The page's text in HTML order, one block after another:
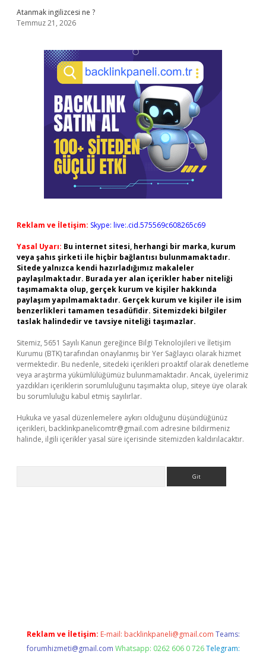
Atanmak ingilizcesi ne ?
Temmuz 21, 2026
Reklam ve İletişim: Skype: live:.cid.575569c608265c69
Yasal Uyarı: Bu internet sitesi, herhangi bir marka, kurum
veya şahıs şirketi ile hiçbir bağlantısı bulunmamaktadır.
Sitede yalnızca kendi hazırladığımız makaleler
paylaşılmaktadır. Burada yer alan içerikler haber niteliği
taşımamakta olup, gerçek kurum ve kişiler hakkında
paylaşım yapılmamaktadır. Gerçek kurum ve kişiler ile isim
benzerlikleri tamamen tesadüfidir. Sitemizdeki bilgiler
taslak halindedir ve tavsiye niteliği taşımazlar.
Sitemiz, 5651 Sayılı Kanun gereğince Bilgi Teknolojileri ve İletişim
Kurumu (BTK) tarafından onaylanmış bir Yer Sağlayıcı olarak hizmet
vermektedir. Bu nedenle, sitedeki içerikleri proaktif olarak denetleme
veya araştırma yükümlülüğümüz bulunmamaktadır. Ancak, üyelerimiz
yazdıkları içeriklerin sorumluluğunu taşımakta olup, siteye üye olarak
bu sorumluluğu kabul etmiş sayılırlar.
Hukuka ve yasal düzenlemelere aykırı olduğunu düşündüğünüz
içerikleri, backlinkpanelicomtr@gmail.com adresine bildirmeniz
halinde, ilgili içerikler yasal süre içerisinde sitemizden kaldırılacaktır.
Reklam ve İletişim: E-mail: backlinkpaneli@gmail.com Teams:
forumhizmeti@gmail.com Whatsapp: 0262 606 0 726 Telegram: